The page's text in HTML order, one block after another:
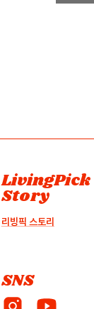
LivingPick
Story
리빙픽 스토리
SNS